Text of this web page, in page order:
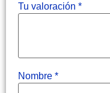
Tu valoración *
Nombre *